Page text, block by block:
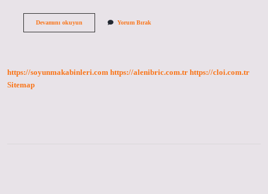
Devamını okuyunUzman
Yorum Bırak
https://soyunmakabinleri.com https://alenibric.com.tr https://cloi.com.tr
Sitemap